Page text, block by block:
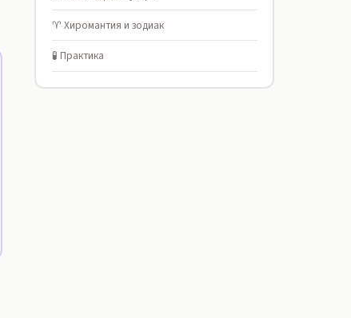
♈ Хиромантия и зодиак
🧪 Практика